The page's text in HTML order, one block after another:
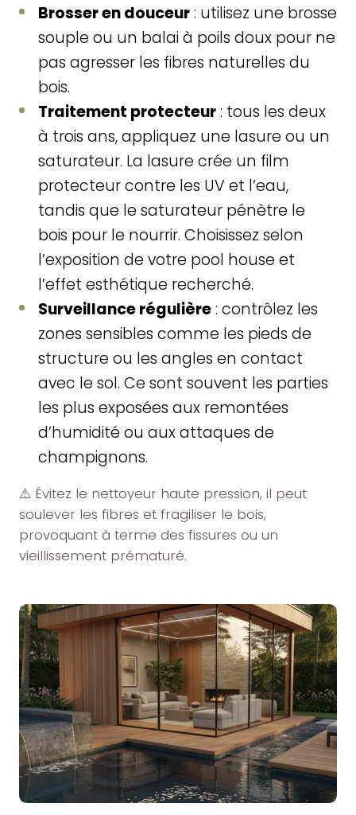
Brosser en douceur: utilisez une brosse
souple ou un balai à poils doux pour ne
pas agresser les fibres naturelles du
bois.
Traitement protecteur: tous les deux
à trois ans, appliquez une lasure ou un
saturateur. La lasure crée un film
protecteur contre les UV et l’eau,
tandis que le saturateur pénètre le
bois pour le nourrir. Choisissez selon
l’exposition de votre pool house et
l’effet esthétique recherché.
Surveillance régulière: contrôlez les
zones sensibles comme les pieds de
structure ou les angles en contact
avec le sol. Ce sont souvent les parties
les plus exposées aux remontées
d’humidité ou aux attaques de
champignons.
⚠️ Évitez le nettoyeur haute pression, il peut
soulever les fibres et fragiliser le bois,
provoquant à terme des fissures ou un
vieillissement prématuré.